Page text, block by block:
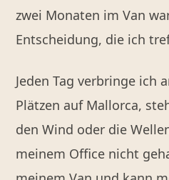
zwei Monaten im Van
Entscheidung, die ich
Jeden Tag verbringe ich
Plätzen auf Mallorca,
den Wind oder die
meinem Office nicht